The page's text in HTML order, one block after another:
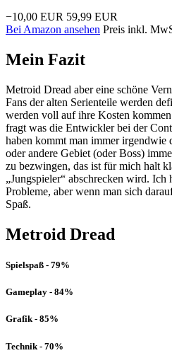
−10,00 EUR 59,99 EUR
Bei Amazon ansehen Preis inkl.
Mein Fazit
Metroid Dread aber eine schöne
Fans der alten Serienteile werden
werden voll auf ihre Kosten
fragt was die Entwickler bei der
haben kommt man immer irgendwie
oder andere Gebiet (oder Boss)
zu bezwingen, das ist für mich halt
„Jungspieler“ abschrecken wird. Ich
Probleme, aber wenn man sich
Spaß.
Metroid Dread
Spielspaß - 79%
Gameplay - 84%
Grafik - 85%
Technik - 70%